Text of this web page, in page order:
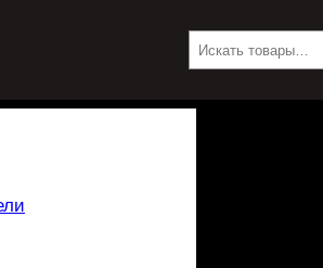
Поиск